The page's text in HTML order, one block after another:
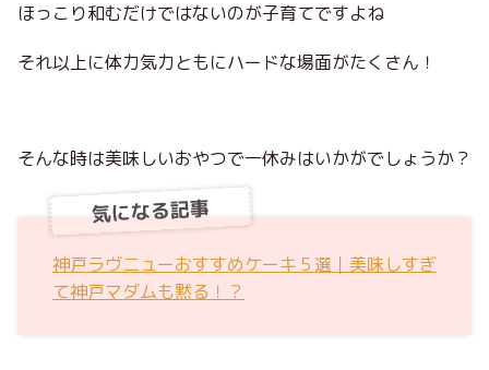
ほっこり和むだけではないのが子育てですよね
それ以上に体力気力ともにハードな場面がたくさん！
そんな時は美味しいおやつで一休みはいかがでしょうか？
気になる記事
神戸ラヴニューおすすめケーキ５選｜美味しすぎ
て神戸マダムも黙る！？